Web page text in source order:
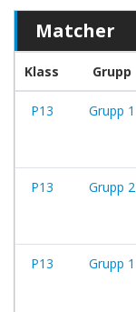
Matcher
Klass Grupp
P13 Grupp 1
P13 Grupp 2
P13 Grupp 1